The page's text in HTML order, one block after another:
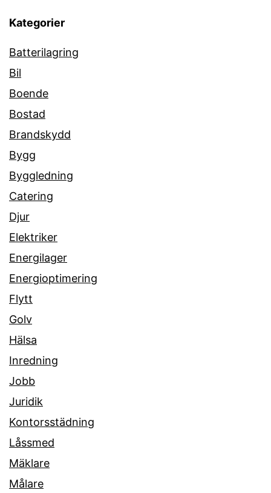
Kategorier
Batterilagring
Bil
Boende
Bostad
Brandskydd
Bygg
Byggledning
Catering
Djur
Elektriker
Energilager
Energioptimering
Flytt
Golv
Hälsa
Inredning
Jobb
Juridik
Kontorsstädning
Låssmed
Mäklare
Målare